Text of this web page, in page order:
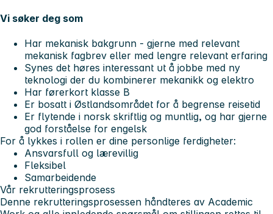
Vi søker deg som
Har mekanisk bakgrunn - gjerne med relevant
mekanisk fagbrev eller med lengre relevant erfaring
Synes det høres interessant ut å jobbe med ny
teknologi der du kombinerer mekanikk og elektro
Har førerkort klasse B
Er bosatt i Østlandsområdet for å begrense reisetid
Er flytende i norsk skriftlig og muntlig, og har gjerne
god forståelse for engelsk
For å lykkes i rollen er dine personlige ferdigheter:
Ansvarsfull og lærevillig
Fleksibel
Samarbeidende
Vår rekrutteringsprosess
Denne rekrutteringsprosessen håndteres av Academic